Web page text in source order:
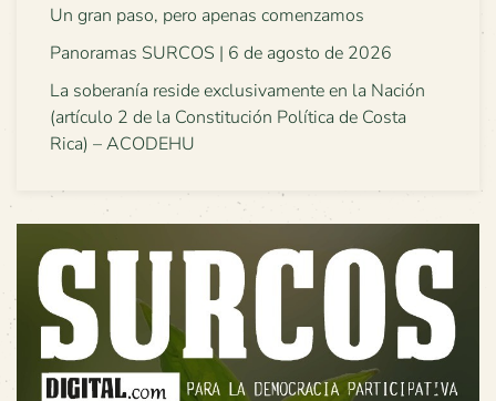
Un gran paso, pero apenas comenzamos
Panoramas SURCOS | 6 de agosto de 2026
La soberanía reside exclusivamente en la Nación
(artículo 2 de la Constitución Política de Costa
Rica) – ACODEHU